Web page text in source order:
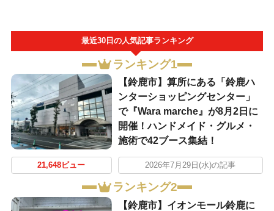
最近30日の人気記事ランキング
ランキング1
【鈴鹿市】算所にある「鈴鹿ハ
ンターショッピングセンター」
で『Wara marche』が8月2日に
開催！ハンドメイド・グルメ・
施術で42ブース集結！
21,648ビュー 2026年7月29日(水)の記事
ランキング2
【鈴鹿市】イオンモール鈴鹿に